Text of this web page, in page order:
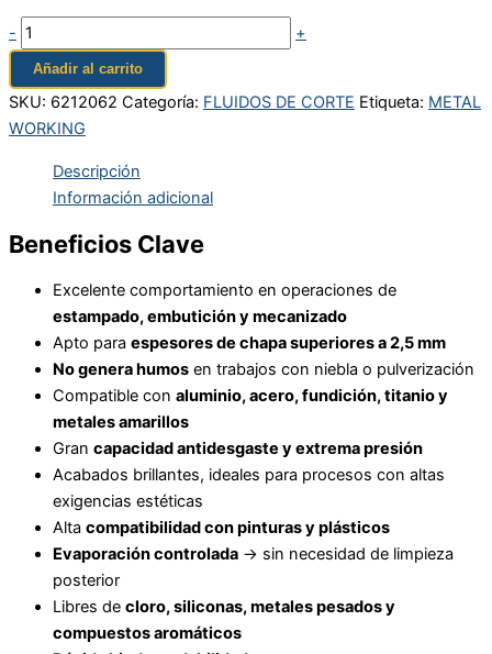
- +
Añadir al carrito
SKU: 6212062 Categoría: FLUIDOS DE CORTE Etiqueta: METAL
WORKING
Descripción
Información adicional
Beneficios Clave
Excelente comportamiento en operaciones de
estampado, embutición y mecanizado
Apto para espesores de chapa superiores a 2,5 mm
No genera humos en trabajos con niebla o pulverización
Compatible con aluminio, acero, fundición, titanio y
metales amarillos
Gran capacidad antidesgaste y extrema presión
Acabados brillantes, ideales para procesos con altas
exigencias estéticas
Alta compatibilidad con pinturas y plásticos
Evaporación controlada → sin necesidad de limpieza
posterior
Libres de cloro, siliconas, metales pesados y
compuestos aromáticos